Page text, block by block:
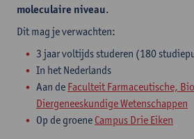
moleculaire niveau.
Dit mag je verwachten:​
3 jaar voltijds studeren (180
In het Nederlands
Aan de Faculteit Farmaceutische,
Diergeneeskundige Wetenschappen
Op de groene Campus Drie Eiken